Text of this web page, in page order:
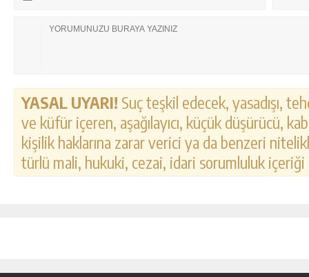
YASAL UYARI! Suç teşkil edecek, yasadışı,
ve küfür içeren, aşağılayıcı, küçük düşürücü,
kişilik haklarına zarar verici ya da benzeri
türlü mali, hukuki, cezai, idari sorumluluk